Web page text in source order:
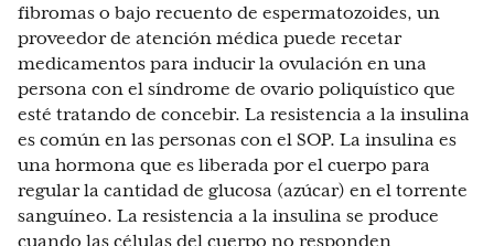
fibromas o bajo recuento de espermatozoides, un
proveedor de atención médica puede recetar
medicamentos para inducir la ovulación en una
persona con el síndrome de ovario poliquístico que
esté tratando de concebir. La resistencia a la insulina
es común en las personas con el SOP. La insulina es
una hormona que es liberada por el cuerpo para
regular la cantidad de glucosa (azúcar) en el torrente
sanguíneo. La resistencia a la insulina se produce
cuando las células del cuerpo no responden